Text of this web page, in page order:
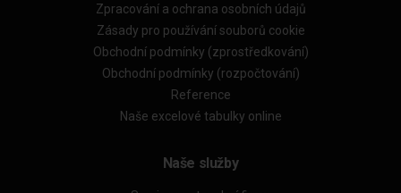
Zpracování a ochrana osobních údajů
Zásady pro používání souborů cookie
Obchodní podmínky (zprostředkování)
Obchodní podmínky (rozpočtování)
Reference
Naše excelové tabulky online
Naše služby